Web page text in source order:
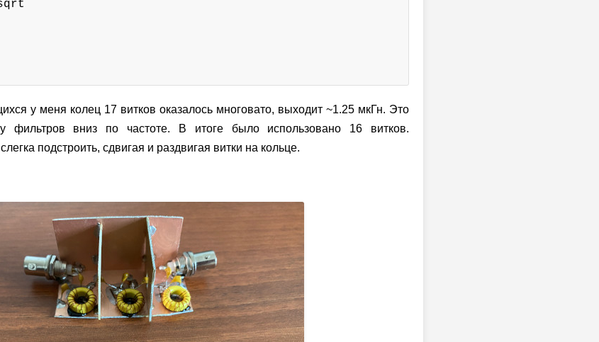
у меня колец 17 витков оказалось многовато, выходит ~1.25 мкГн. Это
фильтров вниз по частоте. В итоге было использовано 16 витков.
подстроить, сдвигая и раздвигая витки на кольце.